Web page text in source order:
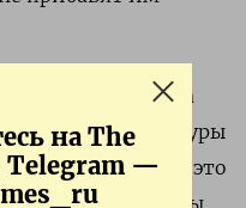
на The
Telegram —
решается за
аспирантуры
образования. Но это